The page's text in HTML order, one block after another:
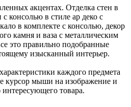
акцентах. Отделка стен в
консолью в стиле ар деко с
в комплекте с консолью, декор
камня и ваза с металлическим
это правильно подобранные
изысканный интерьер.
каждого предмета
курсор мыши на изображение и
товара.